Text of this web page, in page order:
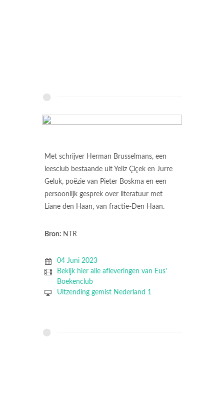
Met schrijver Herman Brusselmans, een
leesclub bestaande uit Yeliz Çiçek en Jurre
Geluk, poëzie van Pieter Boskma en een
persoonlijk gesprek over literatuur met
Liane den Haan, van fractie-Den Haan.
Bron: NTR
04 Juni 2023
Bekijk hier alle afleveringen van Eus'
Boekenclub
Uitzending gemist Nederland 1